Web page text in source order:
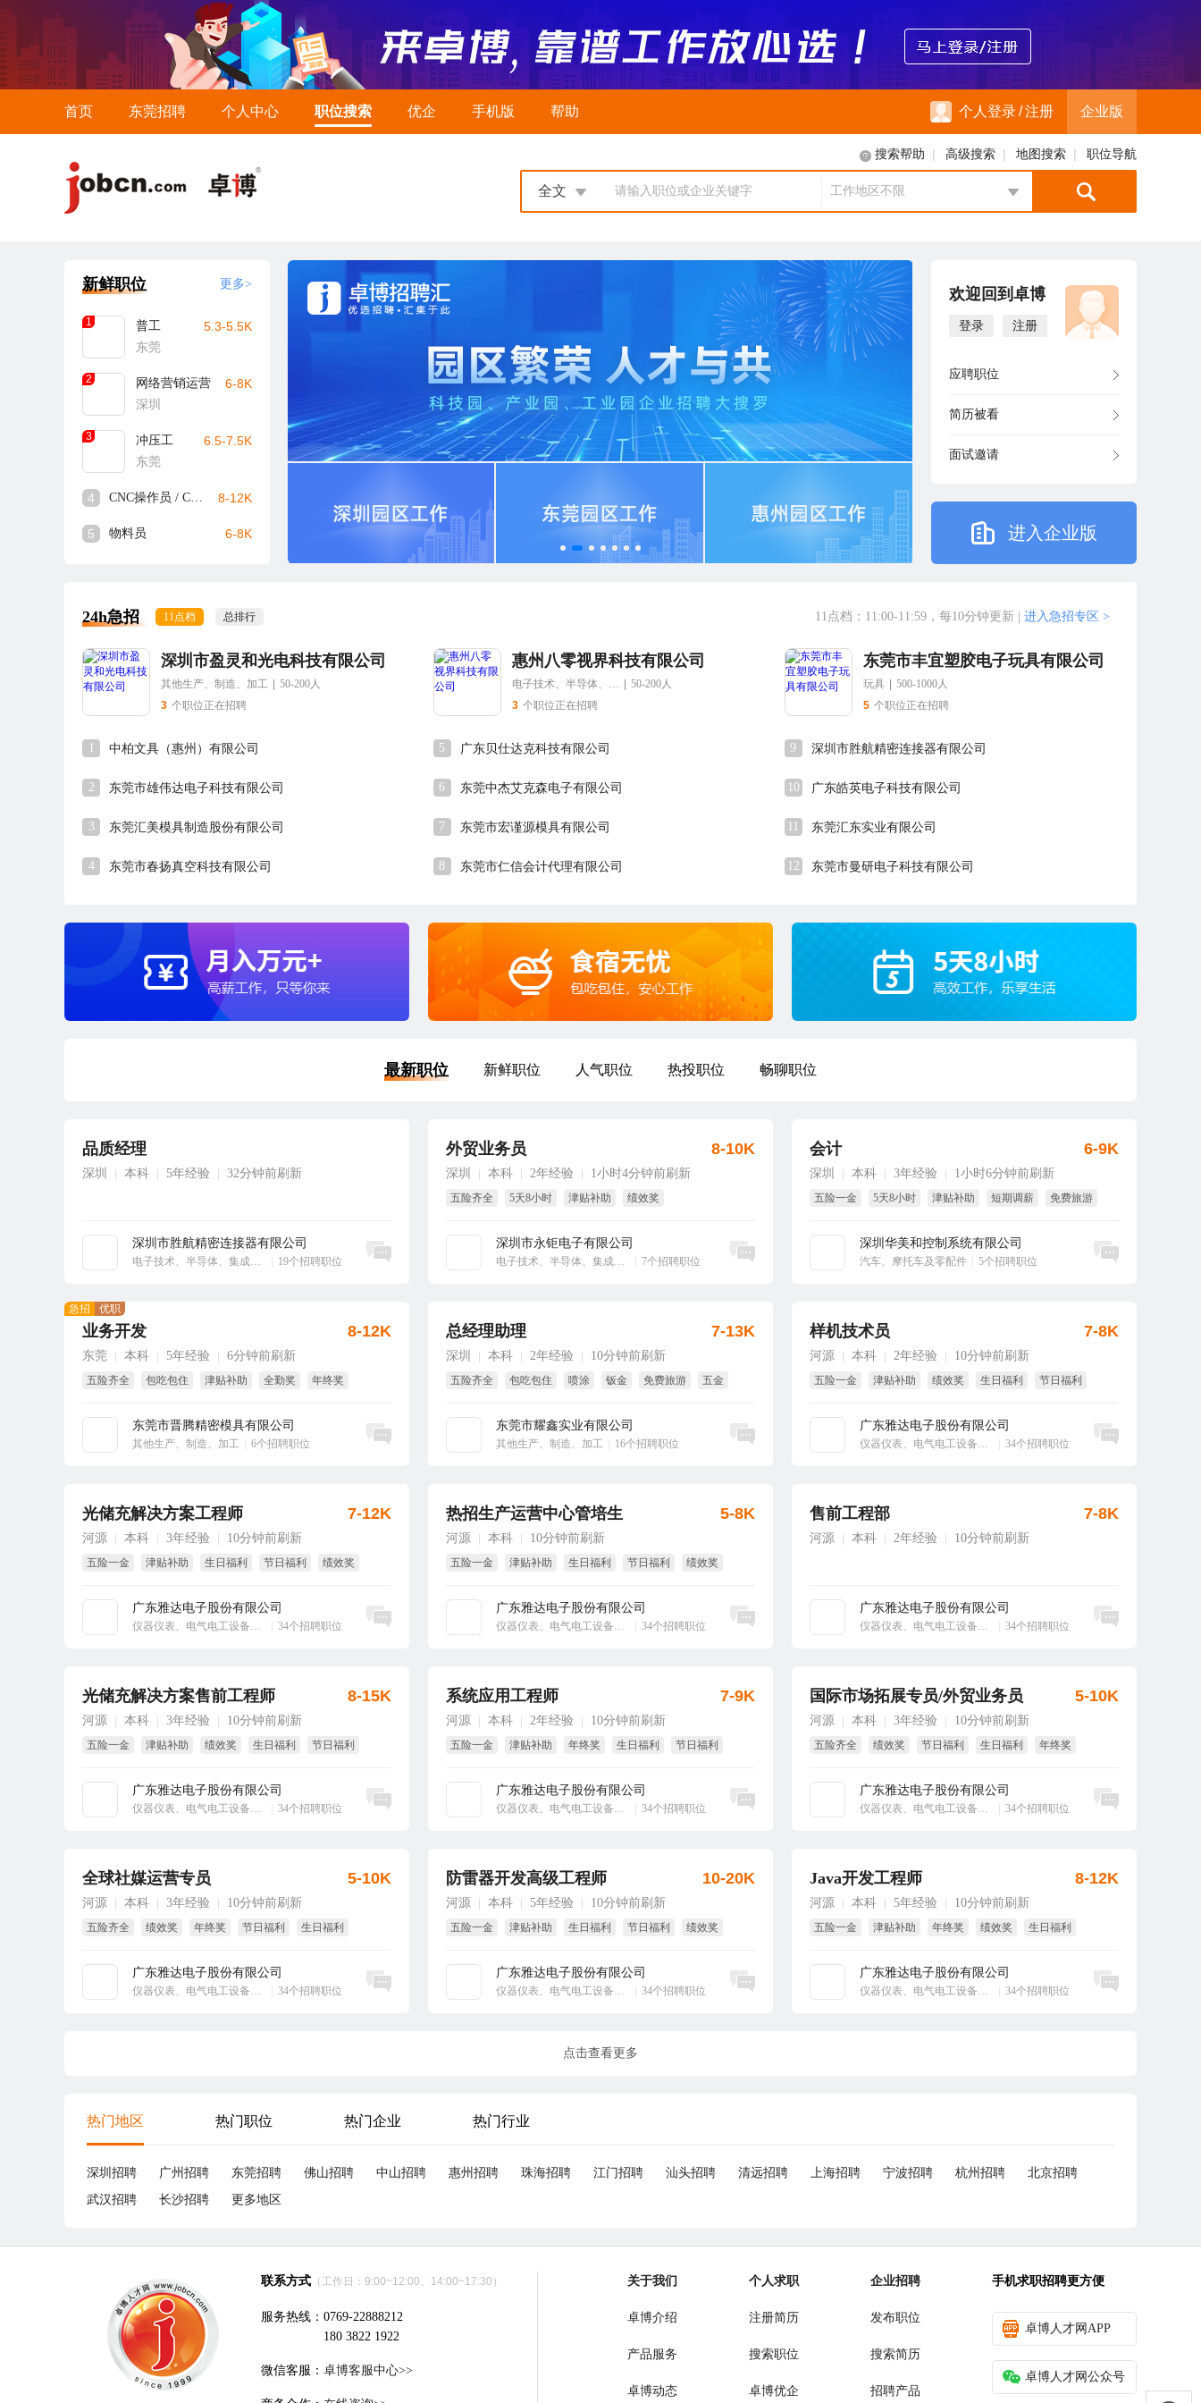
首页 东莞招聘 个人中心 职位搜索 优企 手机版 帮助 个人登录/注册 企业版
搜索帮助 | 高级搜索 | 地图搜索 | 职位导航
请输入职位或企业关键字
全文 工作地区不限
新鲜职位 更多>
1
普工
东莞
5.3-5.5K
2
网络营销运营
深圳
6-8K
3
冲压工
东莞
6.5-7.5K
4 CNC操作员 / CNC师傅 8-12K
5 物料员 6-8K
欢迎回到卓博
登录 注册
应聘职位
简历被看
面试邀请
进入企业版
24h急招 11点档 总排行 11点档：11:00-11:59，每10分钟更新 进入急招专区 >
深圳市盈灵和光电科技有限公司
其他生产、制造、加工
50-200人
3 个职位正在招聘
惠州八零视界科技有限公司
电子技术、半导体、集成电路
50-200人
3 个职位正在招聘
东莞市丰宜塑胶电子玩具有限公司
玩具
500-1000人
5 个职位正在招聘
1 中柏文具（惠州）有限公司
2 东莞市雄伟达电子科技有限公司
3 东莞汇美模具制造股份有限公司
4 东莞市春扬真空科技有限公司
5 广东贝仕达克科技有限公司
6 东莞中杰艾克森电子有限公司
7 东莞市宏谨源模具有限公司
8 东莞市仁信会计代理有限公司
9 深圳市胜航精密连接器有限公司
10 广东皓英电子科技有限公司
11 东莞汇东实业有限公司
12 东莞市曼研电子科技有限公司
最新职位 新鲜职位 人气职位 热投职位 畅聊职位
品质经理
深圳 本科 5年经验 32分钟前刷新
深圳市胜航精密连接器有限公司
电子技术、半导体、集成电路 19个招聘职位
立即沟通
外贸业务员
深圳 本科 2年经验 1小时4分钟前刷新
五险齐全 5天8小时 津贴补助
绩效奖
深圳市永钜电子有限公司
电子技术、半导体、集成电路 7个招聘职位
8-10K
立即沟通
会计
深圳 本科 3年经验 1小时6分钟前刷新
五险一金 5天8小时 津贴补助 短期调薪
免费旅游
深圳华美和控制系统有限公司
汽车、摩托车及零配件 5个招聘职位
6-9K
立即沟通
业务开发
东莞 本科 5年经验 6分钟前刷新
五险齐全 包吃包住 津贴补助 全勤奖
年终奖
东莞市晋腾精密模具有限公司
其他生产、制造、加工 6个招聘职位
急招 优职
8-12K
立即沟通
总经理助理
深圳 本科 2年经验 10分钟前刷新
五险齐全 包吃包住 喷涂 钣金 免费旅游 五金
东莞市耀鑫实业有限公司
其他生产、制造、加工 16个招聘职位
7-13K
立即沟通
样机技术员
河源 本科 2年经验 10分钟前刷新
五险一金 津贴补助 绩效奖 生日福利
节日福利
广东雅达电子股份有限公司
仪器仪表、电气电工设备、工业自动化 34个招聘职位
7-8K
立即沟通
光储充解决方案工程师
河源 本科 3年经验 10分钟前刷新
五险一金 津贴补助 生日福利 节日福利
绩效奖
广东雅达电子股份有限公司
仪器仪表、电气电工设备、工业自动化 34个招聘职位
7-12K
立即沟通
热招生产运营中心管培生
河源 本科 10分钟前刷新
五险一金 津贴补助 生日福利 节日福利
绩效奖
广东雅达电子股份有限公司
仪器仪表、电气电工设备、工业自动化 34个招聘职位
5-8K
立即沟通
售前工程部
河源 本科 2年经验 10分钟前刷新
广东雅达电子股份有限公司
仪器仪表、电气电工设备、工业自动化 34个招聘职位
7-8K
立即沟通
光储充解决方案售前工程师
河源 本科 3年经验 10分钟前刷新
五险一金 津贴补助 绩效奖 生日福利
节日福利
广东雅达电子股份有限公司
仪器仪表、电气电工设备、工业自动化 34个招聘职位
8-15K
立即沟通
系统应用工程师
河源 本科 2年经验 10分钟前刷新
五险一金 津贴补助 年终奖 生日福利
节日福利
广东雅达电子股份有限公司
仪器仪表、电气电工设备、工业自动化 34个招聘职位
7-9K
立即沟通
国际市场拓展专员/外贸业务员
河源 本科 3年经验 10分钟前刷新
五险齐全 绩效奖 节日福利 生日福利
年终奖
广东雅达电子股份有限公司
仪器仪表、电气电工设备、工业自动化 34个招聘职位
5-10K
立即沟通
全球社媒运营专员
河源 本科 3年经验 10分钟前刷新
五险齐全 绩效奖 年终奖 节日福利
生日福利
广东雅达电子股份有限公司
仪器仪表、电气电工设备、工业自动化 34个招聘职位
5-10K
立即沟通
防雷器开发高级工程师
河源 本科 5年经验 10分钟前刷新
五险一金 津贴补助 生日福利 节日福利
绩效奖
广东雅达电子股份有限公司
仪器仪表、电气电工设备、工业自动化 34个招聘职位
10-20K
立即沟通
Java开发工程师
河源 本科 5年经验 10分钟前刷新
五险一金 津贴补助 年终奖 绩效奖
生日福利
广东雅达电子股份有限公司
仪器仪表、电气电工设备、工业自动化 34个招聘职位
8-12K
立即沟通
点击查看更多
热门地区 热门职位 热门企业 热门行业
深圳招聘 广州招聘 东莞招聘 佛山招聘 中山招聘 惠州招聘 珠海招聘 江门招聘 汕头招聘 清远招聘 上海招聘 宁波招聘 杭州招聘
北京招聘
武汉招聘
长沙招聘 更多地区
联系方式 （工作日：9:00~12:00、14:00~17:30）
服务热线：0769-22888212
180 3822 1922
微信客服： 卓博客服中心>>
关于我们
卓博介绍
产品服务
卓博动态
个人求职
注册简历
搜索职位
卓博优企
企业招聘
发布职位
搜索简历
招聘产品
手机求职招聘更方便
卓博人才网APP
卓博人才网公众号